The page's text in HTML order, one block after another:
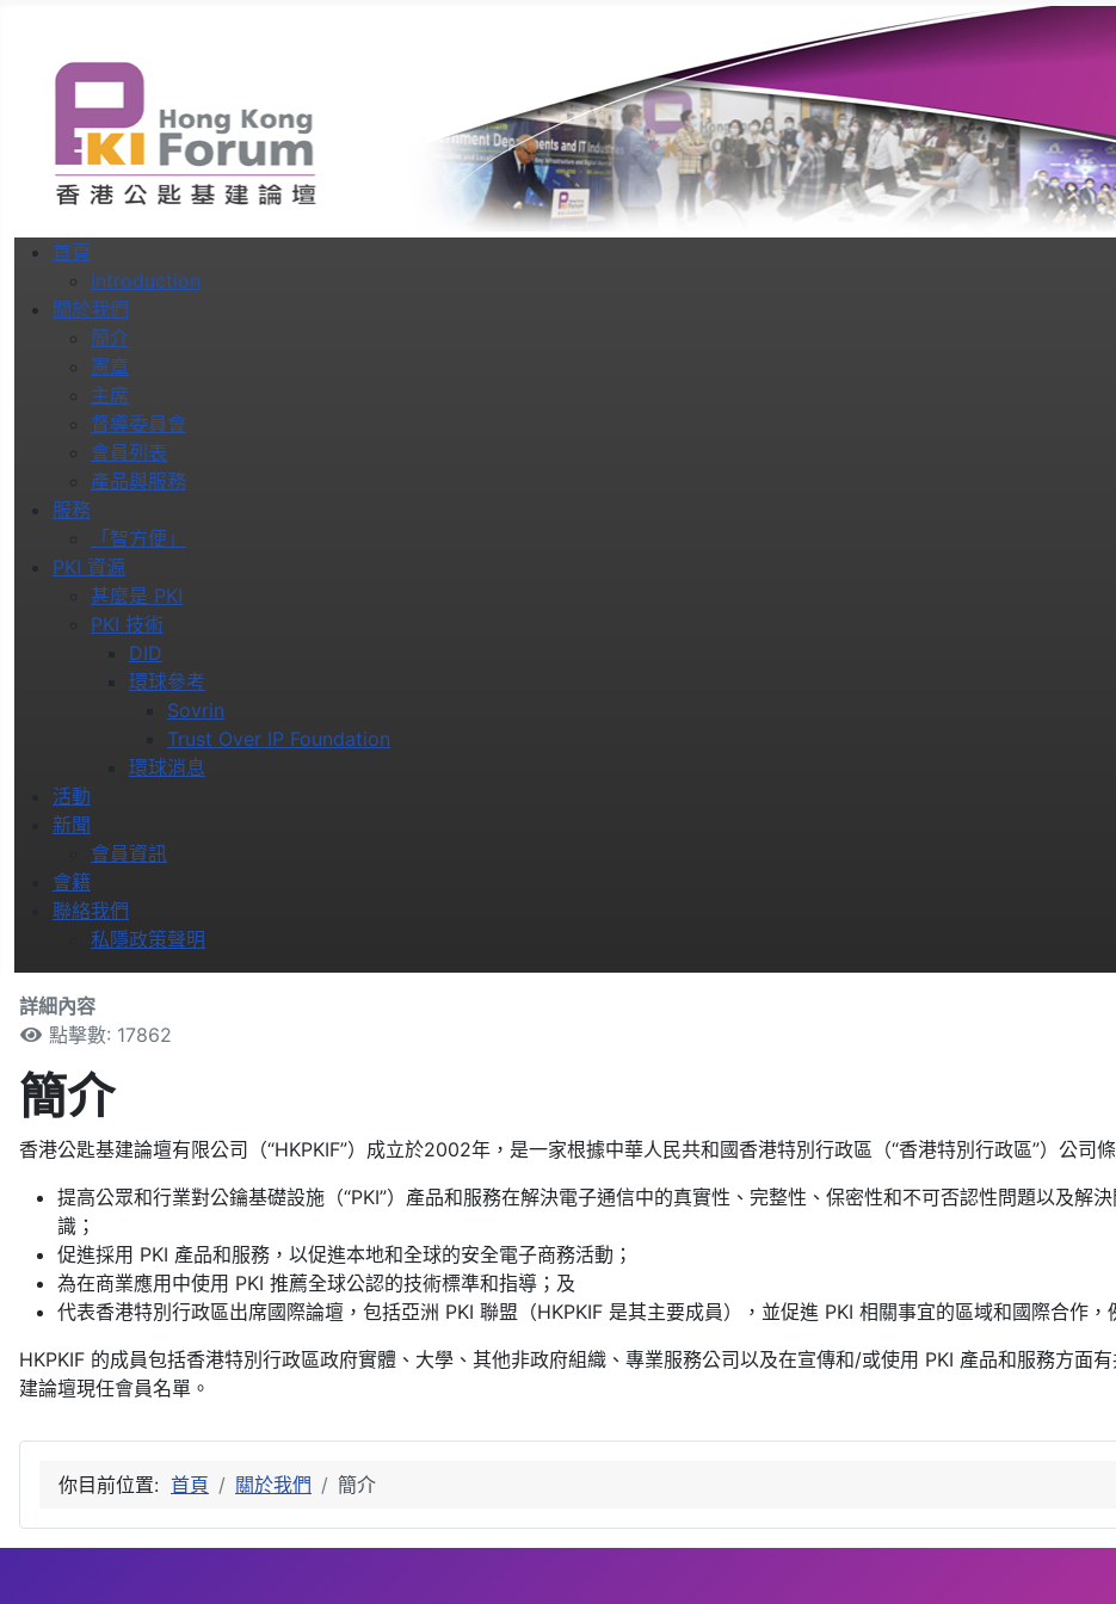
首頁
Introduction
關於我們
簡介
憲章
主席
督導委員會
會員列表
產品與服務
服務
「智方便」
PKI 資源
甚麼是 PKI
PKI 技術
DID
環球參考
Sovrin
Trust Over IP Foundation
環球消息
活動
新聞
會員資訊
會籍
聯絡我們
私隱政策聲明
詳細內容
點擊數: 17862
簡介
香港公匙基建論壇有限公司（“HKPKIF”）成立於2002年，是一家根據中華人民共和國香港特別行政區（“香港特別行政區”）公司
提高公眾和行業對公鑰基礎設施（“PKI”）產品和服務在解決電子通信中的真實性、完整性、保密性和不可否認性問題以及解
識；
促進採用 PKI 產品和服務，以促進本地和全球的安全電子商務活動；
為在商業應用中使用 PKI 推薦全球公認的技術標準和指導；及
代表香港特別行政區出席國際論壇，包括亞洲 PKI 聯盟（HKPKIF 是其主要成員），並促進 PKI 相關事宜的區域和國際合作
HKPKIF 的成員包括香港特別行政區政府實體、大學、其他非政府組織、專業服務公司以及在宣傳和/或使用 PKI 產品和服務方面
建論壇現任會員名單。
你目前位置: 首頁 關於我們 簡介